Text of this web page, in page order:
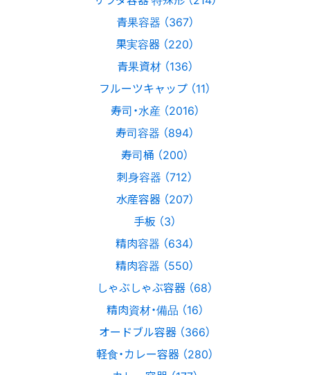
青果容器 （367）
果実容器 （220）
青果資材 （136）
フルーツキャップ （11）
寿司・水産 （2016）
寿司容器 （894）
寿司桶 （200）
刺身容器 （712）
水産容器 （207）
手板 （3）
精肉容器 （634）
精肉容器 （550）
しゃぶしゃぶ容器 （68）
精肉資材・備品 （16）
オードブル容器 （366）
軽食・カレー容器 （280）